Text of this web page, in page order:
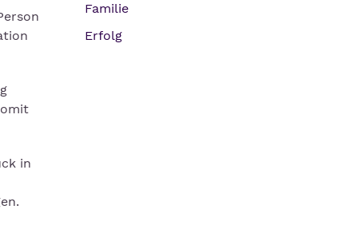
in
Familie
Erfolg